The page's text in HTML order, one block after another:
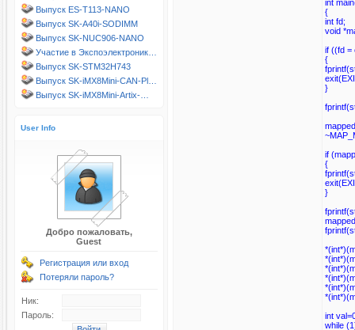
Выпуск ES-T113-NANO
Выпуск SK-A40i-SODIMM
Выпуск SK-NUC906-NANO
Участие в Экспоэлектроник…
Выпуск SK-STM32H743
Выпуск SK-iMX8Mini-CAN-Pl…
Выпуск SK-iMX8Mini-Artix-…
User Info
Добро пожаловать,
Guest
Регистрация или вход
Потеряли пароль?
Ник:
Пароль:
int
{
int fd;
void
if ((fd =
{
}
if
{
}
int
while